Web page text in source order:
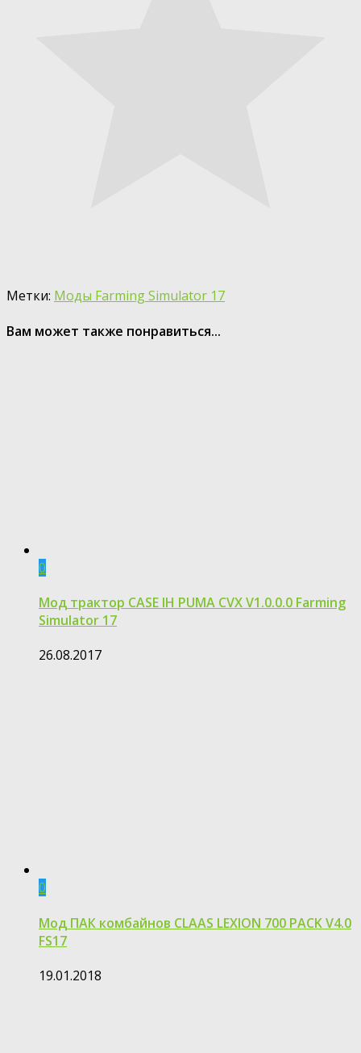
Метки: Моды Farming Simulator 17
Вам может также понравиться...
0
Мод трактор CASE IH PUMA CVX V1.0.0.0 Farming
Simulator 17
26.08.2017
0
Мод ПАК комбайнов CLAAS LEXION 700 PACK V4.0
FS17
19.01.2018